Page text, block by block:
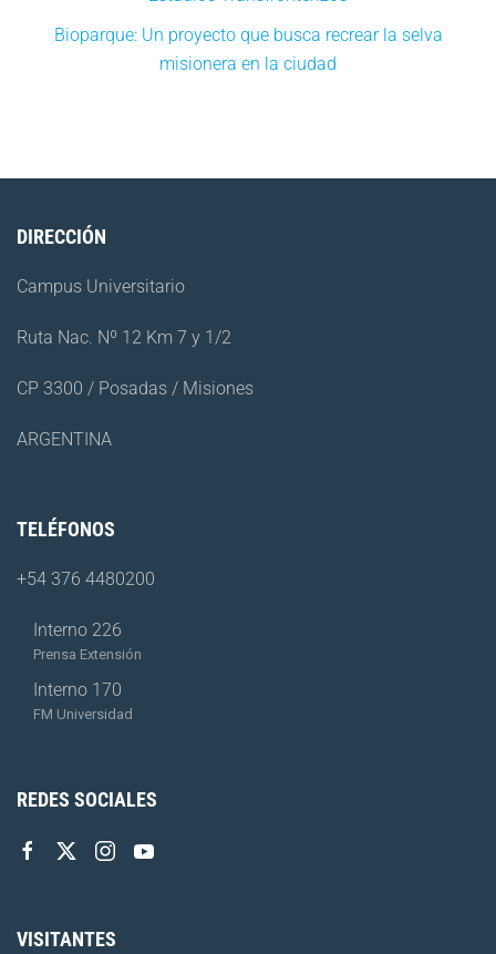
Bioparque: Un proyecto que busca recrear la selva
misionera en la ciudad
DIRECCIÓN
Campus Universitario
Ruta Nac. Nº 12 Km 7 y 1/2
CP 3300 / Posadas / Misiones
ARGENTINA
TELÉFONOS
+54 376 4480200
Interno 226
Prensa Extensión
Interno 170
FM Universidad
REDES SOCIALES
VISITANTES